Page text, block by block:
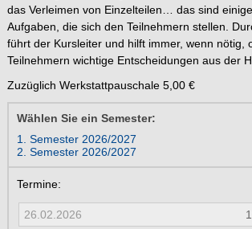
das Verleimen von Einzelteilen… das sind
Aufgaben, die sich den Teilnehmern stellen.
führt der Kursleiter und hilft immer, wenn nötig,
Teilnehmern wichtige Entscheidungen aus der
Zuzüglich Werkstattpauschale 5,00 €
Wählen Sie ein Semester:
1. Semester 2026/2027
2. Semester 2026/2027
Termine:
26.02.2026